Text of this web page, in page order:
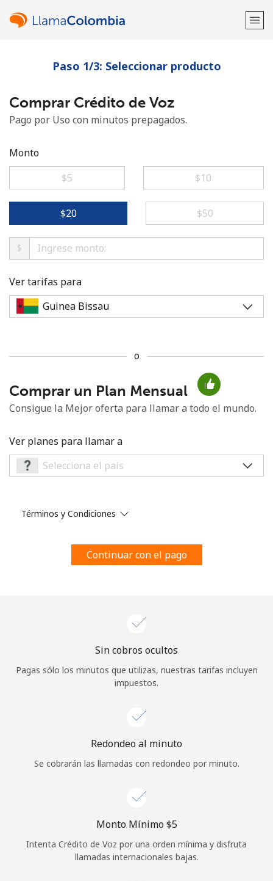
¡Bienvenido!
¿Ya tienes una cuenta?Inicia sesión →
No se ha creado una contraseña
Mínimo 8 caracteres
Una letra mayúscula y una minúscula
Un número
Al abrir una cuenta en este sitio web, estoy de acuerdo con
¡Hola!
REGÍSTRATE →
Paso 1/3: Seleccionar producto
Comprar Crédito de Voz
Pago por Uso con minutos prepagados.
Monto
⁦$5⁩
⁦$10⁩
⁦$20⁩ ⁦$50⁩
$
Ver tarifas para
o
Comprar un Plan Mensual
Consigue la Mejor oferta para llamar a todo el mundo.
Ver planes para llamar a
Términos y Condiciones
Continuar con el pago
Sin cobros ocultos
Pagas sólo los minutos que utilizas, nuestras tarifas incluyen
impuestos.
Redondeo al minuto
Se cobrarán las llamadas con redondeo por minuto.
Monto Mínimo ⁦$5⁩
Intenta Crédito de Voz por una orden mínima y disfruta
llamadas internacionales bajas.